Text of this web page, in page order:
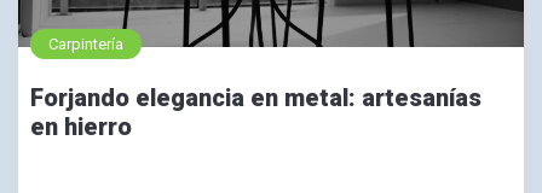
Carpintería
Forjando elegancia en metal: artesanías
en hierro